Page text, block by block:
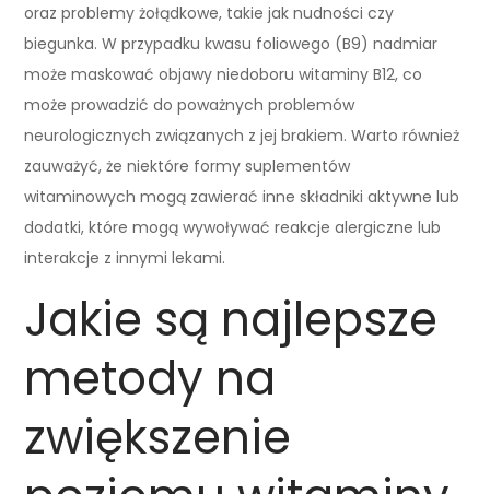
oraz problemy żołądkowe, takie jak nudności czy
biegunka. W przypadku kwasu foliowego (B9) nadmiar
może maskować objawy niedoboru witaminy B12, co
może prowadzić do poważnych problemów
neurologicznych związanych z jej brakiem. Warto również
zauważyć, że niektóre formy suplementów
witaminowych mogą zawierać inne składniki aktywne lub
dodatki, które mogą wywoływać reakcje alergiczne lub
interakcje z innymi lekami.
Jakie są najlepsze
metody na
zwiększenie